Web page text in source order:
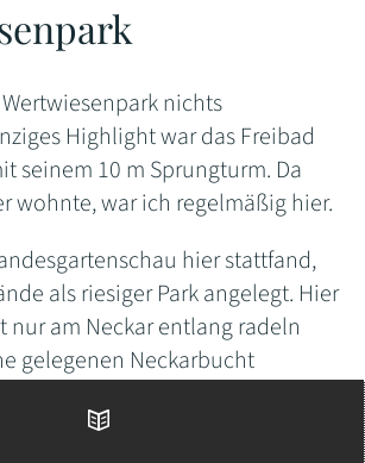
nichts
Highlight war das Freibad
seinem 10 m Sprungturm. Da
wohnte, war ich regelmäßig hier.
hier stattfand,
als riesiger Park angelegt. Hier
nur am Neckar entlang radeln
gelegenen Neckarbucht
Inhaltsverzeichnis